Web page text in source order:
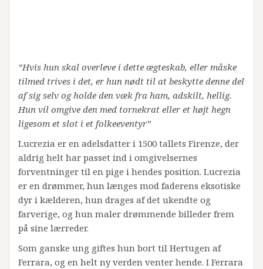
”Hvis hun skal overleve i dette ægteskab, eller måske
tilmed trives i det, er hun nødt til at beskytte denne del
af sig selv og holde den væk fra ham, adskilt, hellig.
Hun vil omgive den med tornekrat eller et højt hegn
ligesom et slot i et folkeeventyr”
Lucrezia er en adelsdatter i 1500 tallets Firenze, der
aldrig helt har passet ind i omgivelsernes
forventninger til en pige i hendes position. Lucrezia
er en drømmer, hun længes mod faderens eksotiske
dyr i kælderen, hun drages af det ukendte og
farverige, og hun maler drømmende billeder frem
på sine lærreder.
Som ganske ung giftes hun bort til Hertugen af
Ferrara, og en helt ny verden venter hende. I Ferrara